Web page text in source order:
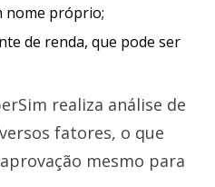
nome próprio;
de renda, que pode ser
realiza análise de
fatores, o que
mesmo para